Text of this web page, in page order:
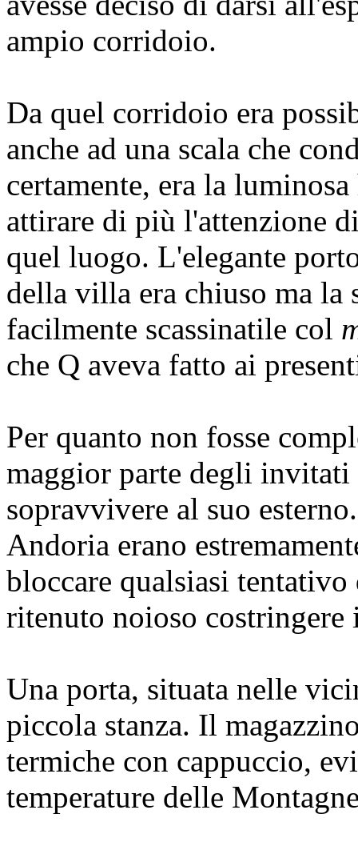
ampio corridoio.
Da quel corridoio era
anche ad una scala che
certamente, era la
attirare di più l'attenzione
quel luogo. L'elegante
della villa era chiuso ma la
facilmente scassinatile col
che Q aveva fatto ai
Per quanto non fosse
maggior parte degli
sopravvivere al suo
Andoria erano
bloccare qualsiasi
ritenuto noioso
Una porta, situata nelle
piccola stanza. Il
termiche con cappuccio,
temperature delle